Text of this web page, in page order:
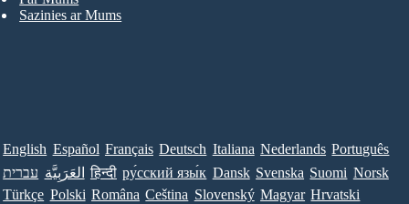
Sazinies ar Mums
English Español Français Deutsch Italiana Nederlands Português
עברית العَرَبِيَّة हिन्दी ру́сский язы́к Dansk Svenska Suomi Norsk
Türkçe Polski Româna Ceština Slovenský Magyar Hrvatski